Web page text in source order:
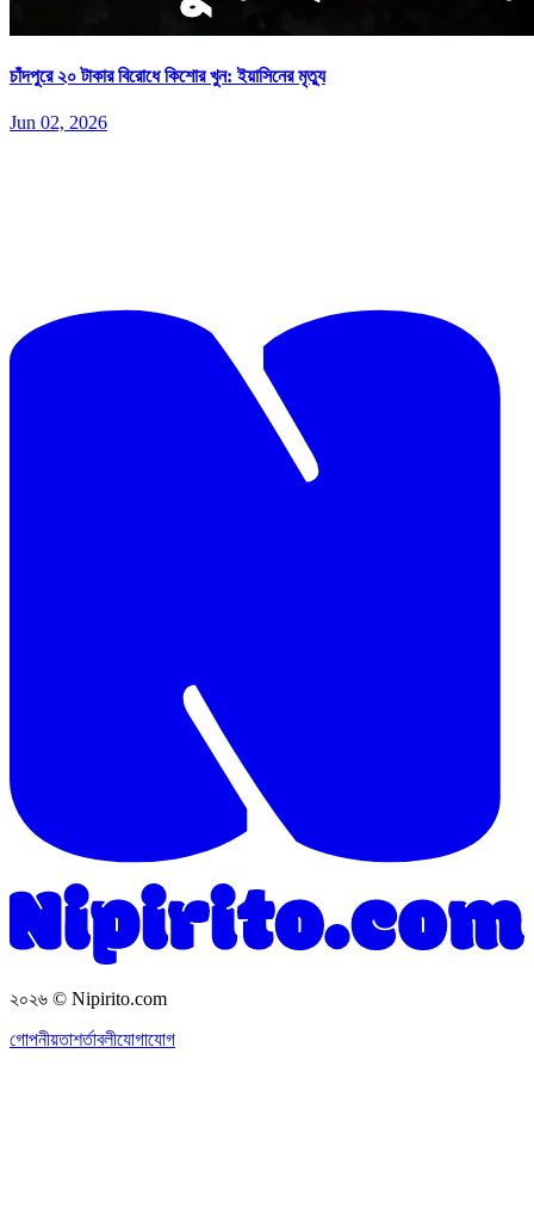
চাঁদপুরে ২০ টাকার বিরোধে কিশোর খুন: ইয়াসিনের মৃত্যু
Jun 02, 2026
২০২৬ © Nipirito.com
গোপনীয়তাশর্তাবলীযোগাযোগ